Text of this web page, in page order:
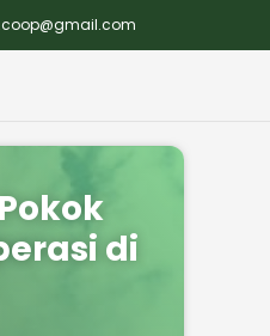
di